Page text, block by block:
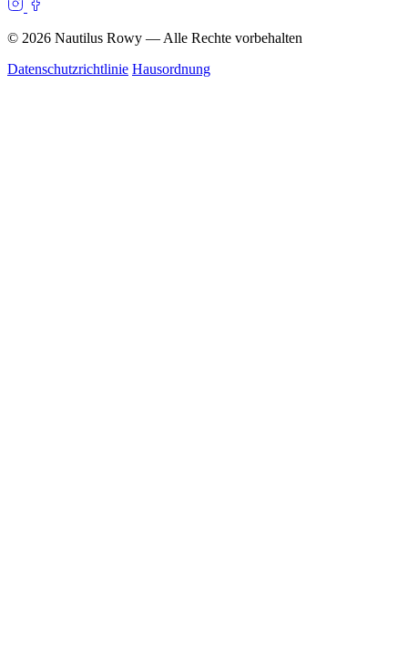
© 2026 Nautilus Rowy — Alle Rechte vorbehalten
Datenschutzrichtlinie Hausordnung